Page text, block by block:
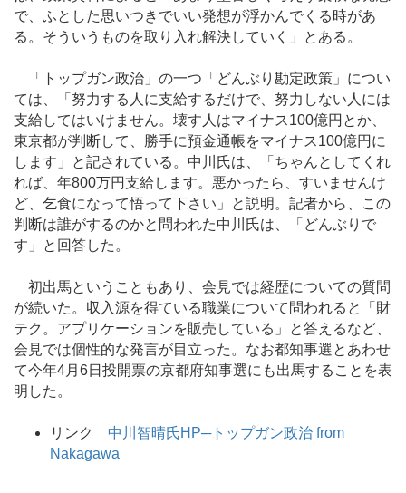
で、ふとした思いつきでいい発想が浮かんでくる時があ
る。そういうものを取り入れ解決していく」とある。
「トップガン政治」の一つ「どんぶり勘定政策」につい
ては、「努力する人に支給するだけで、努力しない人には
支給してはいけません。壊す人はマイナス100億円とか、
東京都が判断して、勝手に預金通帳をマイナス100億円に
します」と記されている。中川氏は、「ちゃんとしてくれ
れば、年800万円支給します。悪かったら、すいませんけ
ど、乞食になって悟って下さい」と説明。記者から、この
判断は誰がするのかと問われた中川氏は、「どんぶりで
す」と回答した。
初出馬ということもあり、会見では経歴についての質問
が続いた。収入源を得ている職業について問われると「財
テク。アプリケーションを販売している」と答えるなど、
会見では個性的な発言が目立った。なお都知事選とあわせ
て今年4月6日投開票の京都府知事選にも出馬することを表
明した。
リンク 中川智晴氏HP─トップガン政治 from
Nakagawa